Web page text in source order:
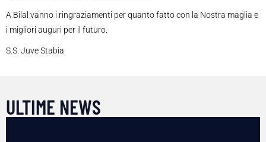
A Bilal vanno i ringraziamenti per quanto fatto con la Nostra maglia e
i migliori auguri per il futuro.
S.S. Juve Stabia
ULTIME NEWS